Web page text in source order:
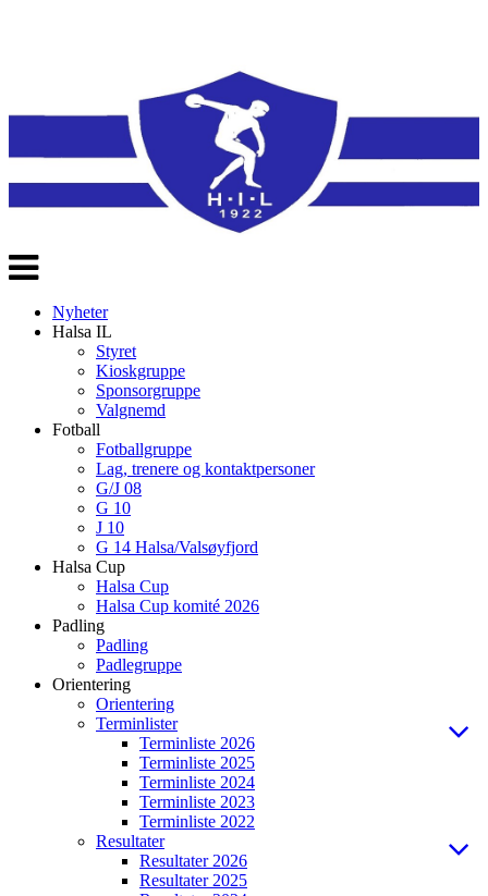
Veksle
navigasjon
Nyheter
Halsa IL
Styret
Kioskgruppe
Sponsorgruppe
Valgnemd
Fotball
Fotballgruppe
Lag, trenere og kontaktpersoner
G/J 08
G 10
J 10
G 14 Halsa/Valsøyfjord
Halsa Cup
Halsa Cup
Halsa Cup komité 2026
Padling
Padling
Padlegruppe
Orientering
Orientering
Terminlister
Terminliste 2026
Terminliste 2025
Terminliste 2024
Terminliste 2023
Terminliste 2022
Resultater
Resultater 2026
Resultater 2025